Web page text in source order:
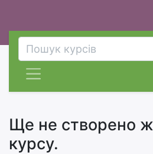
Ще не створено
курсу.